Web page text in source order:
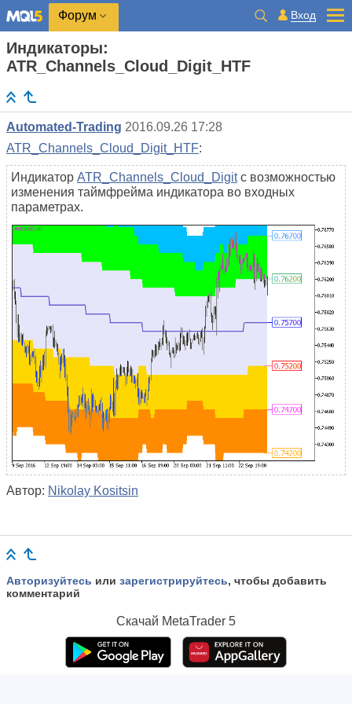
Форум Вход
Индикаторы:
ATR_Channels_Cloud_Digit_HTF
Automated-Trading 2016.09.26 17:28
ATR_Channels_Cloud_Digit_HTF:
Индикатор ATR_Channels_Cloud_Digitс возможностью
изменения таймфрейма индикатора во входных
параметрах.
Автор: Nikolay Kositsin
Авторизуйтесь или зарегистрируйтесь, чтобы добавить
комментарий
Скачай MetaTrader 5